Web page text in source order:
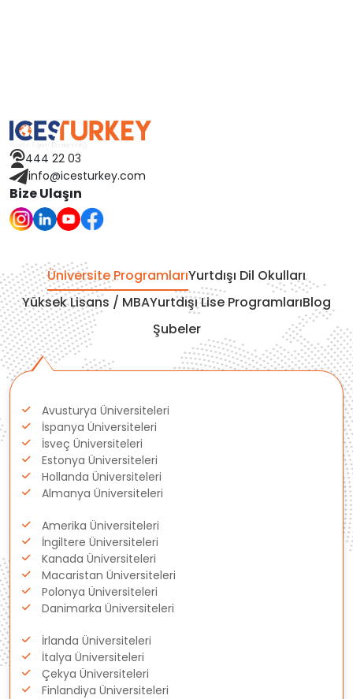
Avusturya
Finlandiya
Çekya
İrlanda
İsviçre
Polonya
Fransa
Litvanya
Letonya
Gürcistan
Estonya
İsveç
Danimarka
444 22 03
info@icesturkey.com
Bize Ulaşın
Üniversite ProgramlarıYurtdışı Dil Okulları
Yüksek Lisans / MBAYurtdışı Lise ProgramlarıBlog
Şubeler
Avusturya Üniversiteleri
İspanya Üniversiteleri
İsveç Üniversiteleri
Estonya Üniversiteleri
Hollanda Üniversiteleri
Almanya Üniversiteleri
Amerika Üniversiteleri
İngiltere Üniversiteleri
Kanada Üniversiteleri
Macaristan Üniversiteleri
Polonya Üniversiteleri
Danimarka Üniversiteleri
İrlanda Üniversiteleri
İtalya Üniversiteleri
Çekya Üniversiteleri
Finlandiya Üniversiteleri